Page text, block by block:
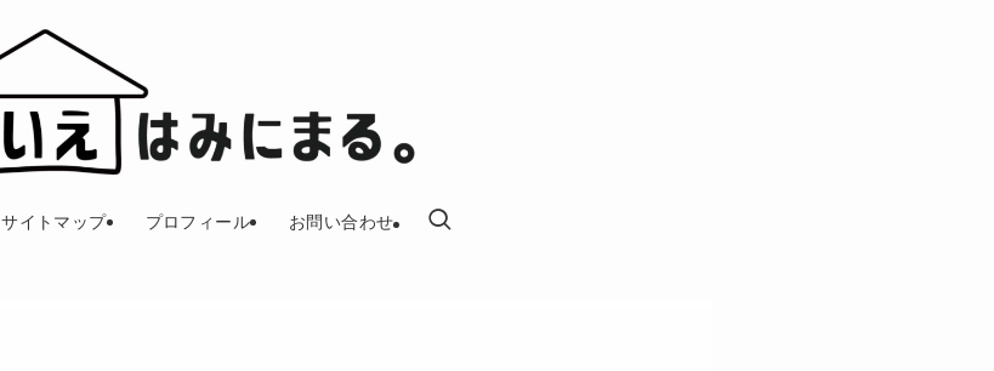
サイトマップ プロフィール お問い合わせ